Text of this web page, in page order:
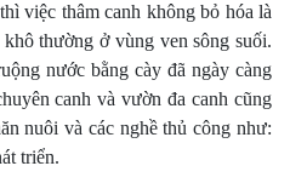
việc thâm canh không bỏ hóa là
thường ở vùng ven sông suối.
nước bằng cày đã ngày càng
canh và vườn đa canh cũng
nuôi và các nghề thủ công như:
triển.